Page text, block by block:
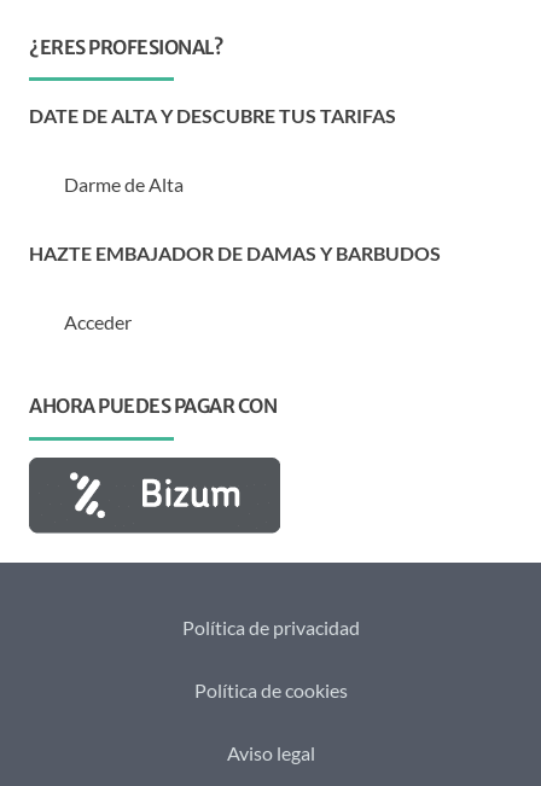
¿ERES PROFESIONAL?
DATE DE ALTA Y DESCUBRE TUS TARIFAS
Darme de Alta
HAZTE EMBAJADOR DE DAMAS Y BARBUDOS
Acceder
AHORA PUEDES PAGAR CON
Política de privacidad
Política de cookies
Aviso legal